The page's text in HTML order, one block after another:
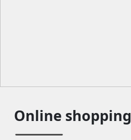
Online shopping